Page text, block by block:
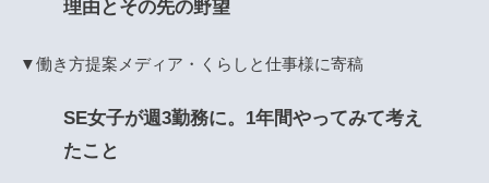
理由とその先の野望
▼働き方提案メディア・くらしと仕事様に寄稿
SE女子が週3勤務に。1年間やってみて考え
たこと